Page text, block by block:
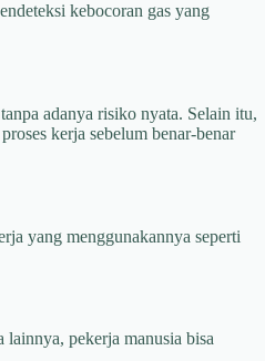
kebocoran gas yang
adanya risiko nyata. Selain itu,
kerja sebelum benar-benar
yang menggunakannya seperti
lainnya, pekerja manusia bisa